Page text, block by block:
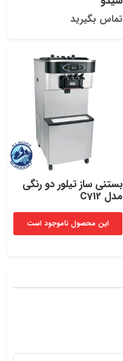
تماس بگیرید
بستنی ساز تیلور دو رنگی
مدل C712
این محصول ناموجود است